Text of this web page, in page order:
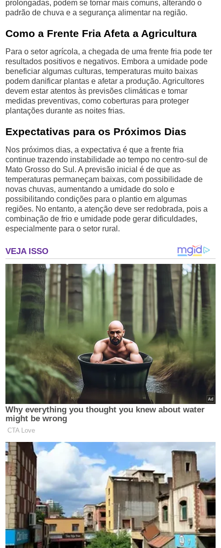
prolongadas, podem se tornar mais comuns, alterando o
padrão de chuva e a segurança alimentar na região.
Como a Frente Fria Afeta a Agricultura
Para o setor agrícola, a chegada de uma frente fria pode ter
resultados positivos e negativos. Embora a umidade pode
beneficiar algumas culturas, temperaturas muito baixas
podem danificar plantas e afetar a produção. Agricultores
devem estar atentos às previsões climáticas e tomar
medidas preventivas, como coberturas para proteger
plantações durante as noites frias.
Expectativas para os Próximos Dias
Nos próximos dias, a expectativa é que a frente fria
continue trazendo instabilidade ao tempo no centro-sul de
Mato Grosso do Sul. A previsão inicial é de que as
temperaturas permaneçam baixas, com possibilidade de
novas chuvas, aumentando a umidade do solo e
possibilitando condições para o plantio em algumas
regiões. No entanto, a atenção deve ser redobrada, pois a
combinação de frio e umidade pode gerar dificuldades,
especialmente para o setor rural.